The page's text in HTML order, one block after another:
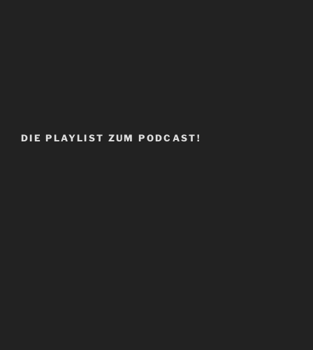
DIE PLAYLIST ZUM PODCAST!